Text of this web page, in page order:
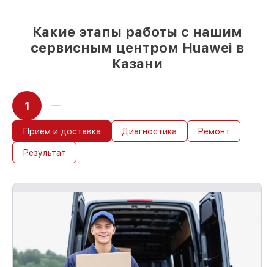
Какие этапы работы с нашим
сервисным центром Huawei в
Казани
1
Прием и доставка Диагностика Ремонт
Результат